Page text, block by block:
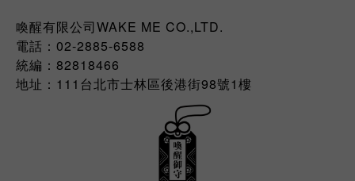
喚醒有限公司WAKE ME CO.,LTD.
電話：02-2885-6588
統編：82818466
地址： 111 台北市士林區後港街98號1 樓